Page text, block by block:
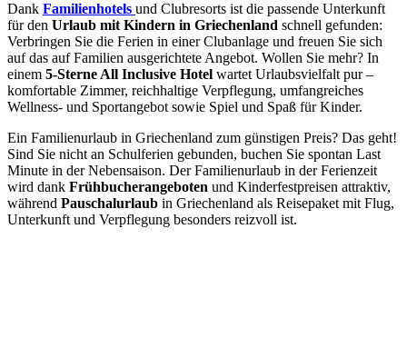
Dank Familienhotels und Clubresorts ist die passende Unterkunft
für den Urlaub mit Kindern in Griechenland schnell gefunden:
Verbringen Sie die Ferien in einer Clubanlage und freuen Sie sich
auf das auf Familien ausgerichtete Angebot. Wollen Sie mehr? In
einem 5-Sterne All Inclusive Hotel wartet Urlaubsvielfalt pur –
komfortable Zimmer, reichhaltige Verpflegung, umfangreiches
Wellness- und Sportangebot sowie Spiel und Spaß für Kinder.
Ein Familienurlaub in Griechenland zum günstigen Preis? Das geht!
Sind Sie nicht an Schulferien gebunden, buchen Sie spontan Last
Minute in der Nebensaison. Der Familienurlaub in der Ferienzeit
wird dank Frühbucherangeboten und Kinderfestpreisen attraktiv,
während Pauschalurlaub in Griechenland als Reisepaket mit Flug,
Unterkunft und Verpflegung besonders reizvoll ist.